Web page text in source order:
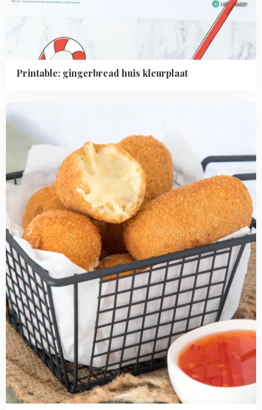
Printable: gingerbread huis kleurplaat
more
about
Borrelhapjes
kaas
inspiratie